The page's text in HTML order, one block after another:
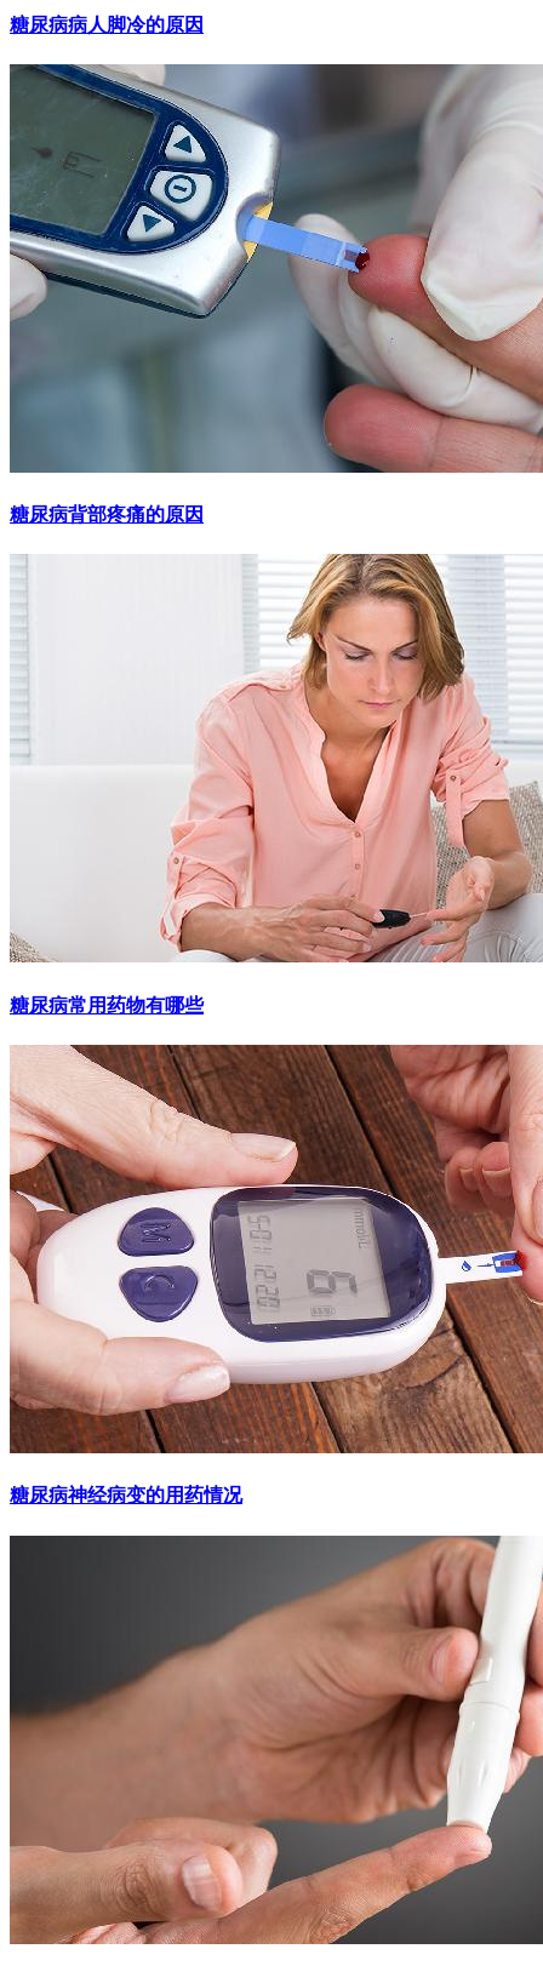
糖尿病病人脚冷的原因
糖尿病背部疼痛的原因
糖尿病常用药物有哪些
糖尿病神经病变的用药情况